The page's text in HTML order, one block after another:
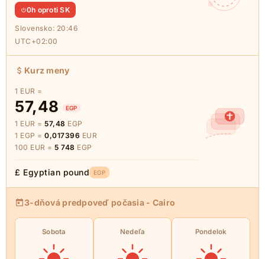
0h oproti SK
Slovensko: 20:46
UTC+02:00
Kurz meny
1 EUR =
57,48 EGP
1 EUR = 57,48 EGP
1 EGP = 0,017396 EUR
100 EUR = 5 748 EGP
£ Egyptian pound EGP
3-dňová predpoveď počasia - Cairo
Sobota Nedeľa Pondelok